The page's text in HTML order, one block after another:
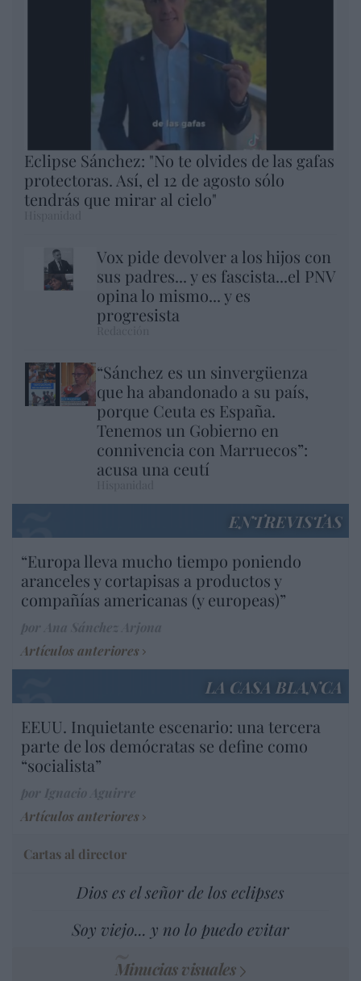
Eclipse Sánchez: "No te olvides de las gafas
protectoras. Así, el 12 de agosto sólo
tendrás que mirar al cielo"
Vox pide devolver a los hijos con
sus padres... y es fascista...el PNV
opina lo mismo... y es
progresista
“Sánchez es un sinvergüenza
que ha abandonado a su país,
porque Ceuta es España.
Tenemos un Gobierno en
connivencia con Marruecos”:
acusa una ceutí
ENTREVISTAS
“Europa lleva mucho tiempo poniendo
aranceles y cortapisas a productos y
compañías americanas (y europeas)”
Artículos anteriores
LA CASA BLANCA
EEUU. Inquietante escenario: una tercera
parte de los demócratas se define como
“socialista”
Artículos anteriores
Cartas al director
Dios es el señor de los eclipses
Soy viejo... y no lo puedo evitar
Minucias visuales